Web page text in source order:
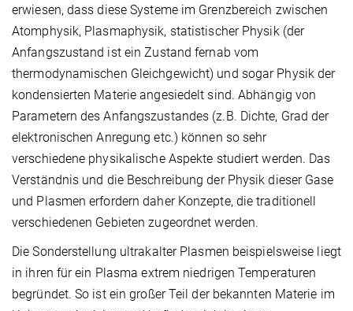
erwiesen, dass diese Systeme im Grenzbereich zwischen
Atomphysik, Plasmaphysik, statistischer Physik (der
Anfangszustand ist ein Zustand fernab vom
thermodynamischen Gleichgewicht) und sogar Physik der
kondensierten Materie angesiedelt sind. Abhängig von
Parametern des Anfangszustandes (z.B. Dichte, Grad der
elektronischen Anregung etc.) können so sehr
verschiedene physikalische Aspekte studiert werden. Das
Verständnis und die Beschreibung der Physik dieser Gase
und Plasmen erfordern daher Konzepte, die traditionell
verschiedenen Gebieten zugeordnet werden.
Die Sonderstellung ultrakalter Plasmen beispielsweise liegt
in ihren für ein Plasma extrem niedrigen Temperaturen
begründet. So ist ein großer Teil der bekannten Materie im